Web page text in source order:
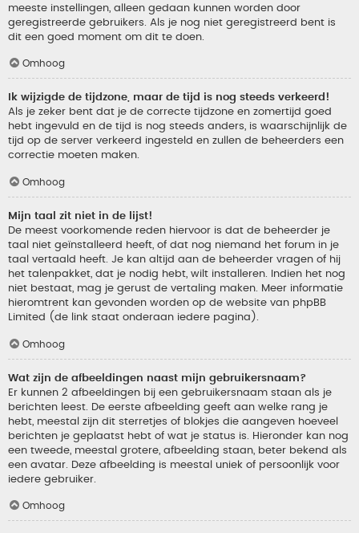
meeste instellingen, alleen gedaan kunnen worden door
geregistreerde gebruikers. Als je nog niet geregistreerd bent is
dit een goed moment om dit te doen.
Omhoog
Ik wijzigde de tijdzone, maar de tijd is nog steeds verkeerd!
Als je zeker bent dat je de correcte tijdzone en zomertijd goed
hebt ingevuld en de tijd is nog steeds anders, is waarschijnlijk de
tijd op de server verkeerd ingesteld en zullen de beheerders een
correctie moeten maken.
Omhoog
Mijn taal zit niet in de lijst!
De meest voorkomende reden hiervoor is dat de beheerder je
taal niet geïnstalleerd heeft, of dat nog niemand het forum in je
taal vertaald heeft. Je kan altijd aan de beheerder vragen of hij
het talenpakket, dat je nodig hebt, wilt installeren. Indien het nog
niet bestaat, mag je gerust de vertaling maken. Meer informatie
hieromtrent kan gevonden worden op de website van phpBB
Limited (de link staat onderaan iedere pagina).
Omhoog
Wat zijn de afbeeldingen naast mijn gebruikersnaam?
Er kunnen 2 afbeeldingen bij een gebruikersnaam staan als je
berichten leest. De eerste afbeelding geeft aan welke rang je
hebt, meestal zijn dit sterretjes of blokjes die aangeven hoeveel
berichten je geplaatst hebt of wat je status is. Hieronder kan nog
een tweede, meestal grotere, afbeelding staan, beter bekend als
een avatar. Deze afbeelding is meestal uniek of persoonlijk voor
iedere gebruiker.
Omhoog